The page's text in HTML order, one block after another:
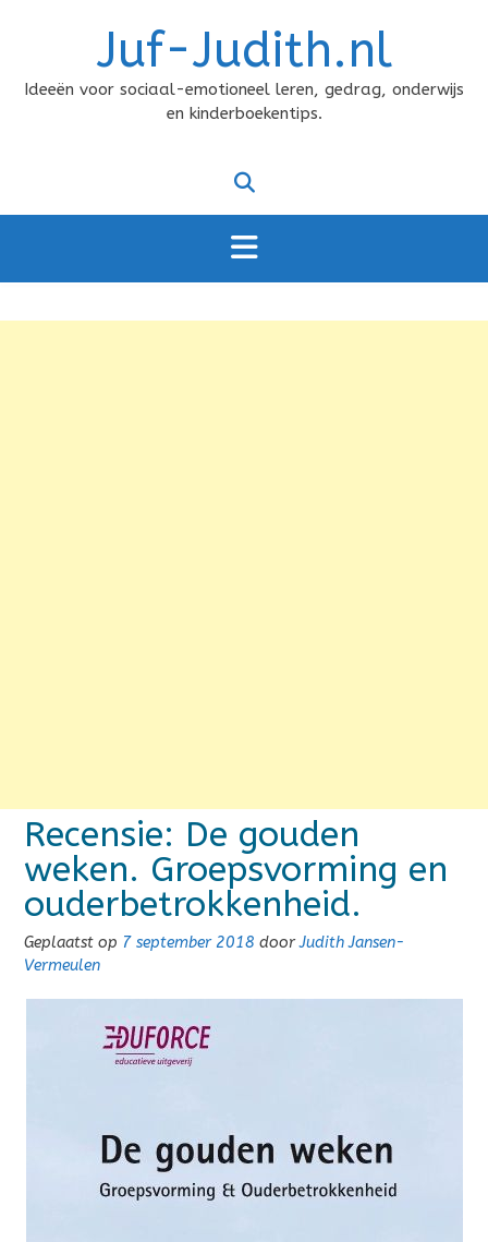
Juf-Judith.nl
Ideeën voor sociaal-emotioneel leren, gedrag, onderwijs
en kinderboekentips.
Recensie: De gouden
weken. Groepsvorming en
ouderbetrokkenheid.
Geplaatst op 7 september 2018 doorJudith Jansen-
Vermeulen